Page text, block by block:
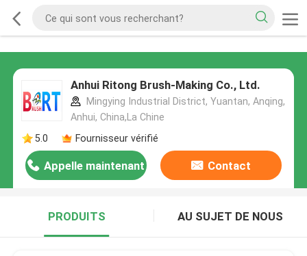
Anhui Ritong Brush-Making Co., Ltd.
Mingying Industrial District, Yuantan, Anqing,
Anhui, China,La Chine
5.0
Fournisseur vérifié
Appelle maintenant Contact
PRODUITS AU SUJET DE NOUS